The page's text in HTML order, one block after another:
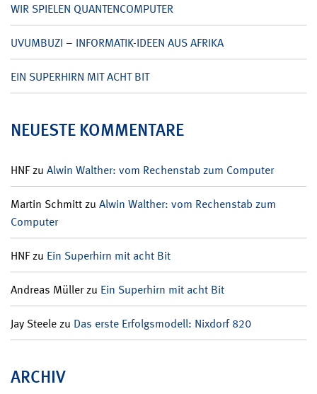
WIR SPIELEN QUANTENCOMPUTER
UVUMBUZI – INFORMATIK-IDEEN AUS AFRIKA
EIN SUPERHIRN MIT ACHT BIT
NEUESTE KOMMENTARE
HNFzu Alwin Walther: vom Rechenstab zum Computer
Martin Schmittzu Alwin Walther: vom Rechenstab zum
Computer
HNFzu Ein Superhirn mit acht Bit
Andreas Müllerzu Ein Superhirn mit acht Bit
Jay Steelezu Das erste Erfolgsmodell: Nixdorf 820
ARCHIV